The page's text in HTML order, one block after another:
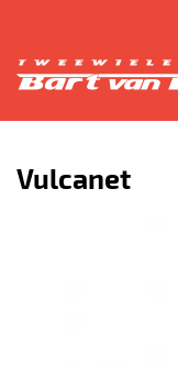
Vulcanet